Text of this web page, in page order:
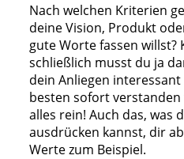
Nach welchen Kriterien
deine Vision, Produkt
gute Worte fassen willst?
schließlich musst du ja
dein Anliegen
besten sofort verstanden
alles rein! Auch das, was
ausdrücken kannst, dir
Werte zum Beispiel.